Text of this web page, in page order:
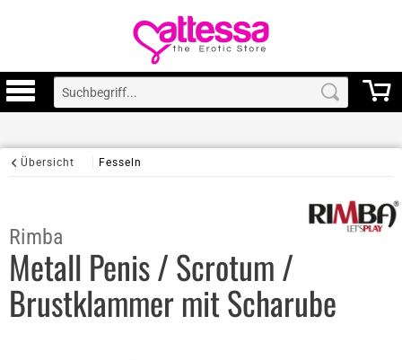
Übersicht Fesseln
Rimba
Metall Penis / Scrotum /
Brustklammer mit Scharube